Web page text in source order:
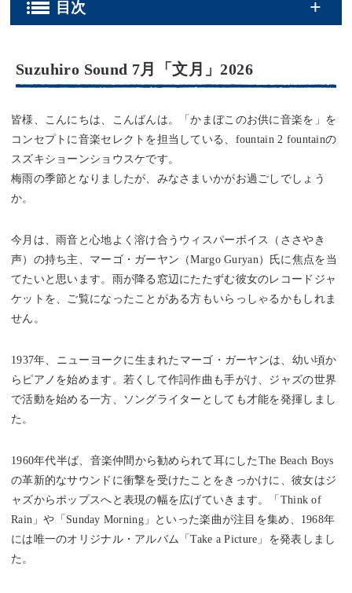
Suzuhiro Sound 7月「文月」2026
皆様、こんにちは、こんばんは。「かまぼこのお供に音楽を」を
コンセプトに音楽セレクトを担当している、fountain 2 fountainの
スズキショーンショウスケです。
梅雨の季節となりましたが、みなさまいかがお過ごしでしょう
か。
今月は、雨音と心地よく溶け合うウィスパーボイス（ささやき
声）の持ち主、マーゴ・ガーヤン（Margo Guryan）氏に焦点を当
てたいと思います。雨が降る窓辺にたたずむ彼女のレコードジャ
ケットを、ご覧になったことがある方もいらっしゃるかもしれま
せん。
1937年、ニューヨークに生まれたマーゴ・ガーヤンは、幼い頃か
らピアノを始めます。若くして作詞作曲も手がけ、ジャズの世界
で活動を始める一方、ソングライターとしても才能を発揮しまし
た。
1960年代半ば、音楽仲間から勧められて耳にしたThe Beach Boys
の革新的なサウンドに衝撃を受けたことをきっかけに、彼女はジ
ャズからポップスへと表現の幅を広げていきます。「Think of
Rain」や「Sunday Morning」といった楽曲が注目を集め、1968年
には唯一のオリジナル・アルバム「Take a Picture」を発表しまし
た。